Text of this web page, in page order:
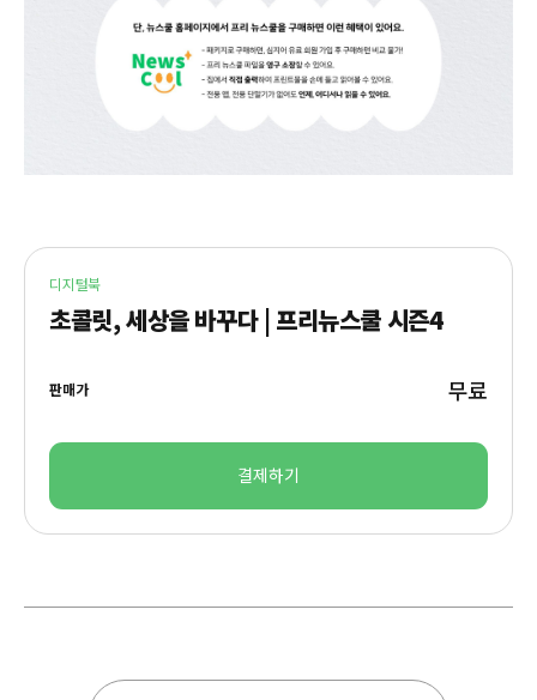
디지털북
초콜릿, 세상을 바꾸다 | 프리뉴스쿨 시즌4
판매가 무료
결제하기